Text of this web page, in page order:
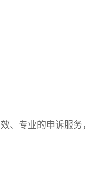
、专业的申诉服务